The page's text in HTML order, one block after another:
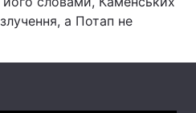
а Потап не